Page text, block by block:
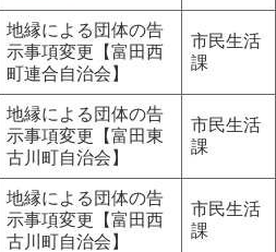
地縁による団体の告
示事項変更【富田西
町連合自治会】
市民生活
課
地縁による団体の告
示事項変更【富田東
古川町自治会】
市民生活
課
地縁による団体の告
示事項変更【富田西
古川町自治会】
市民生活
課